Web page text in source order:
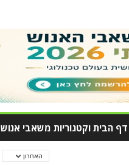
דף הבית וקטגוריות משאבי אנוש
האחרון